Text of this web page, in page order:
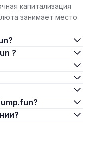
капитализация
занимает место
?